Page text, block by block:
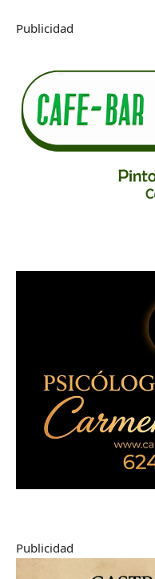
Publicidad
Publicidad